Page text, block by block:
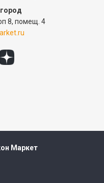
8, помещ. 4
Маркет